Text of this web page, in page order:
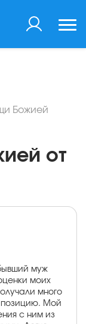
Божией
от
муж
моих
много
позицию. Мой
с ним из